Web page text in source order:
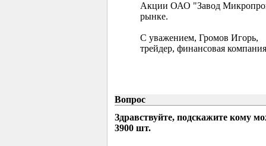
Акции ОАО "Завод
рынке.
С уважением, Громов Игорь,
трейдер, финансовая
Вопрос
Здравствуйте, подскажите кому
3900 шт.